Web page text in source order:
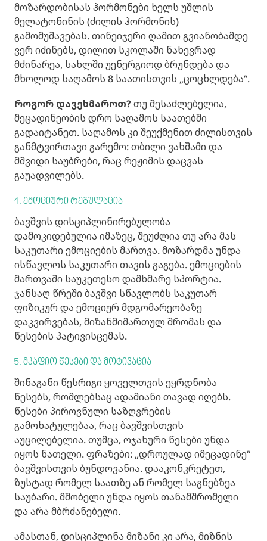
მოზარდობისას ჰორმონები ხელს უშლის
მელატონინის (ძილის ჰორმონის)
გამომუშავებას. თინეიჯერი ღამით გვიანობამდე
ვერ იძინებს, დილით სკოლაში ნახევრად
მძინარეა, სახლში უენერგიოდ ბრუნდება და
მხოლოდ საღამოს 8 საათისთვის „ცოცხლდება“.
როგორ დავეხმაროთ?თუ შესაძლებელია,
მეცადინეობის დრო საღამოს საათებში
გადაიტანეთ. საღამოს კი შეუქმენით ძილისთვის
განმტვირთავი გარემო: თბილი ვახშამი და
მშვიდი საუბრები, რაც რეჟიმის დაცვას
გაუადვილებს.
4. ემოციური რეგულაცია
ბავშვის დისციპლინირებულობა
დამოკიდებულია იმაზეც, შეუძლია თუ არა მას
საკუთარი ემოციების მართვა. მოზარდმა უნდა
ისწავლოს საკუთარი თავის გაგება. ემოციების
მართვაში საუკეთესო დამხმარე სპორტია.
ჯანსაღ წრეში ბავშვი სწავლობს საკუთარ
ფიზიკურ და ემოციურ მდგომარეობაზე
დაკვირვებას, მიზანმიმართულ შრომას და
წესების პატივისცემას.
5. მკაფიო წესები და მოტივაცია
შინაგანი წესრიგი ყოველთვის ეყრდნობა
წესებს, რომლებსაც ადამიანი თავად იღებს.
წესები პიროვნული საზღვრების
გამოხატულებაა, რაც ბავშვისთვის
აუცილებელია. თუმცა, ოჯახური წესები უნდა
იყოს ნათელი. ფრაზები: „დროულად იმეცადინე“
ბავშვისთვის ბუნდოვანია. დააკონკრეტეთ,
ზუსტად რომელ საათზე ან რომელ საგნებზეა
საუბარი. მშობელი უნდა იყოს თანამშრომელი
და არა მბრძანებელი.
ამასთან, დისციპლინა მიზანი კი არა, მიზნის